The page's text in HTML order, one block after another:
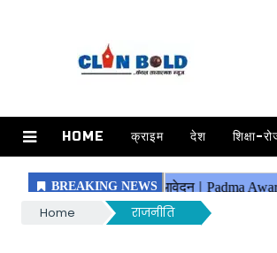
HOME क्राइम देश शिक्षा-
Home राजनीति